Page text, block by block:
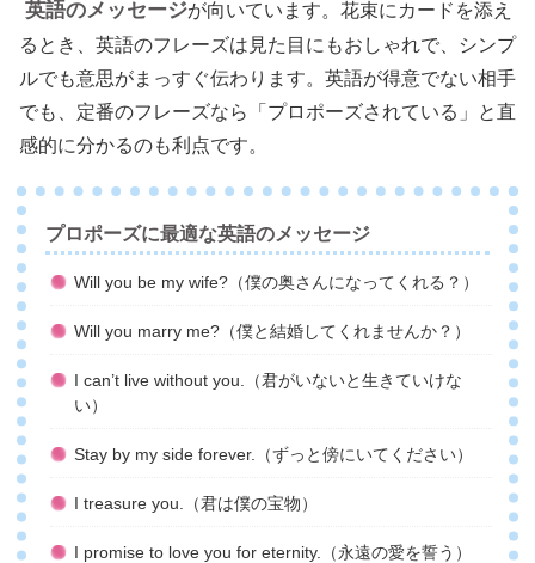
英語のメッセージが向いています。花束にカードを添え
るとき、英語のフレーズは見た目にもおしゃれで、シンプ
ルでも意思がまっすぐ伝わります。英語が得意でない相手
でも、定番のフレーズなら「プロポーズされている」と直
感的に分かるのも利点です。
プロポーズに最適な英語のメッセージ
Will you be my wife?（僕の奥さんになってくれる？）
Will you marry me?（僕と結婚してくれませんか？）
I can’t live without you.（君がいないと生きていけな
い）
Stay by my side forever.（ずっと傍にいてください）
I treasure you.（君は僕の宝物）
I promise to love you for eternity.（永遠の愛を誓う）